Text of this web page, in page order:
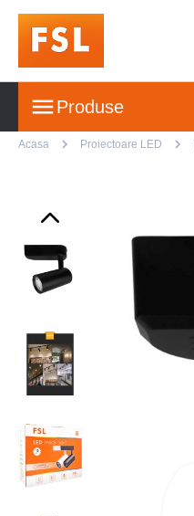
Produse
Acasa Proiectoare LED